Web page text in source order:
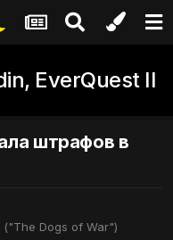
EverQuest II
штрафов в
Dogs of War")